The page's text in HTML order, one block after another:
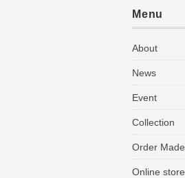
Menu
About
News
Event
Collection
Order Made
Online store